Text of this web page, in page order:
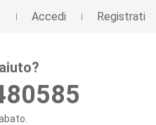
Accedi Registrati